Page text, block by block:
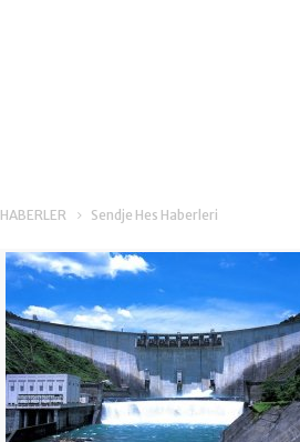
HABERLER Sendje Hes Haberleri